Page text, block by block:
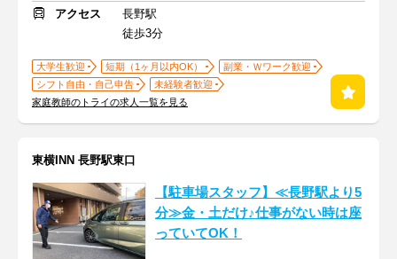
アクセス
長野駅
徒歩3分
大学生歓迎 短期（1ヶ月以内OK）
副業・Ｗワーク歓迎
シフト自由・自己申告
未経験者歓迎
家庭教師のトライの求人一覧を見る
東横INN 長野駅東口
【駐車場スタッフ】≪長野駅より5
分≫金・土だけ♪仕事がない時は座
っていてOK！